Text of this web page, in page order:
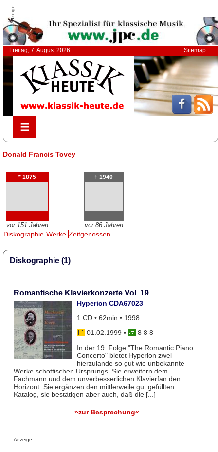
Anzeige
Freitag, 7. August 2026 Sitemap
≡
≡
Donald Francis Tovey
* 1875
vor 151 Jahren
† 1940
vor 86 Jahren
Diskographie Werke Zeitgenossen
Diskographie (1)
Romantische Klavierkonzerte Vol. 19
Hyperion CDA67023
1 CD • 62min • 1998
01.02.1999 •
8 8 8
In der 19. Folge "The Romantic Piano
Concerto" bietet Hyperion zwei
hierzulande so gut wie unbekannte
Werke schottischen Ursprungs. Sie erweitern dem
Fachmann und dem unverbesserlichen Klavierfan den
Horizont. Sie ergänzen den mittlerweile gut gefüllten
Katalog, sie bestätigen aber auch, daß die [...]
»zur Besprechung«
Anzeige